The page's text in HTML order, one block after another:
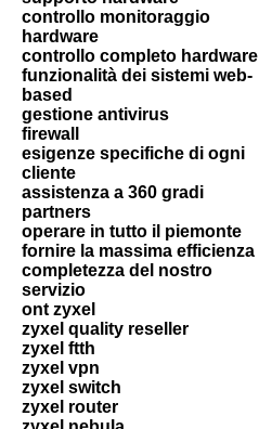
controllo monitoraggio
hardware
controllo completo hardware
funzionalità dei sistemi web-
based
gestione antivirus
firewall
esigenze specifiche di ogni
cliente
assistenza a 360 gradi
partners
operare in tutto il piemonte
fornire la massima efficienza
completezza del nostro
servizio
ont zyxel
zyxel quality reseller
zyxel ftth
zyxel vpn
zyxel switch
zyxel router